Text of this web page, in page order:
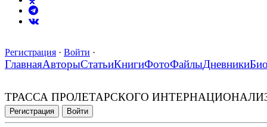
Регистрация · Войти ·
ГлавнаяАвторыСтатьиКнигиФотоФайлыДневники
ТРАССА ПРОЛЕТАРСКОГО
Регистрация Войти